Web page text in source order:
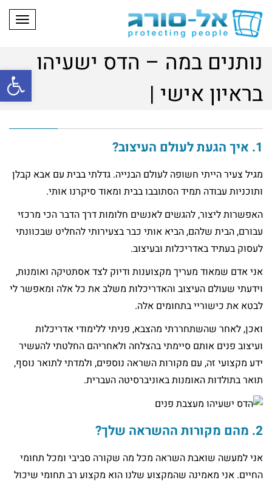
נותנים במה – הדס ישעיהו
בראיון אישי |
1. איך הגעת לעולם העיצוב?
מגיל צעיר הייתי חשופה לעולם הבנייה. גדלתי בבית עם אבא קבלן
ותוכניות עבודה תמיד הסתובבו בבית ומאוד סיקרנו אותי.
האפשרות ליצור, להגשים לאנשים חלומות דרך הדבר הכי מרכזי
עבורם, הבית שלהם, הביא אותי כבר בצעירותי להחליט שבכוונתי
לעסוק בעתיד באדריכלות ובעיצוב.
אני אדם שמאוד מעריך מקצוענות ודיוק לצד אסתטיקה ואומנות,
וידעתי שעולם העיצוב והאדריכלות משלב את כל אלה ומאפשר לי
לבטא את כישוריי בתחומים אלה.
ואכן, לאחר שהשתחררתי מהצבא, פניתי ללימודי אדריכלות
ועיצוב פנים אותם סיימתי בהצלחה ולאחריהם החלטתי להעשיר
ידע מקצועי זה, עם מקורות השראה נוספים, ולמדתי לתואר נוסף,
תואר בתולדות האומנות באוניברסיטה העברית.
2. מהם מקורות ההשראה שלך?
אני למעשה שואבת השראה מכל מה שקורה סביבי ומכל תחומי
החיים. אני מאמינה שהמקצוע שלנו הוא מקצוע רב תחומי שיכול